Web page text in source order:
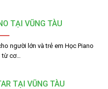
TẠI VŨNG TÀU
người lớn và trẻ em Học Piano
cơ…
TẠI VŨNG TÀU